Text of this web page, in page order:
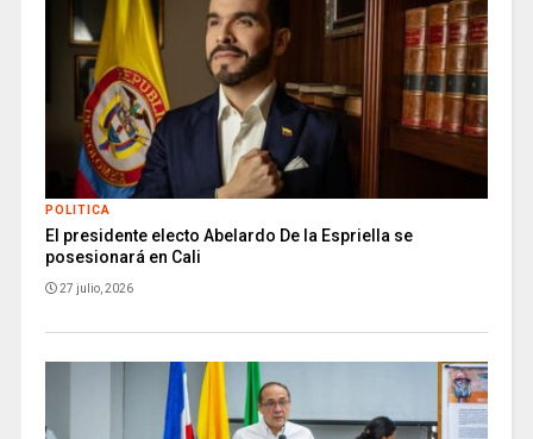
POLITICA
El presidente electo Abelardo De la Espriella se
posesionará en Cali
27 julio, 2026